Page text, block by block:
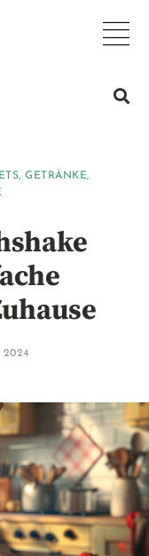
,GETRÄNKE,
2024